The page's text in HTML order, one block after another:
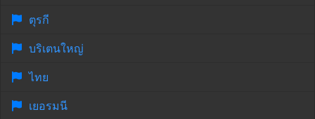
ตุรกี
บริเตนใหญ่
ไทย
เยอรมนี